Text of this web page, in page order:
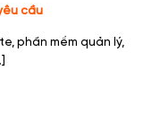
cầu
phần mềm quản lý,